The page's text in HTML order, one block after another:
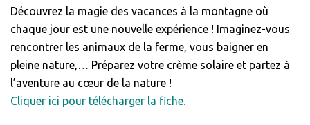
Découvrez la magie des vacances à la montagne où
chaque jour est une nouvelle expérience ! Imaginez-vous
rencontrer les animaux de la ferme, vous baigner en
pleine nature,… Préparez votre crème solaire et partez à
l’aventure au cœur de la nature !
Cliquer ici pour télécharger la fiche.